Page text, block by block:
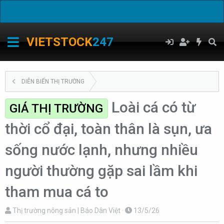
VIETSTOCK247
DIỄN BIẾN THỊ TRƯỜNG
GIÁ THỊ TRƯỜNG
Loài cá có từ
thời cổ đại, toàn thân là sụn, ưa
sống nước lạnh, nhưng nhiều
người thường gặp sai lầm khi
tham mua cá to
T
h
Thị trường nông sản | Báo Dân Việt
N
g
13/5/26